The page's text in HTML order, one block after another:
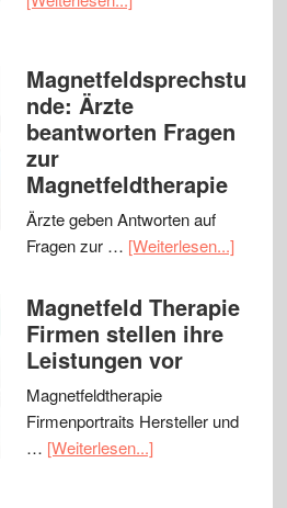
Magnetfeldsprechstu
nde: Ärzte
beantworten Fragen
zur
Magnetfeldtherapie
Ärzte geben Antworten auf
Fragen zur … [Weiterlesen...]
Magnetfeld Therapie
Firmen stellen ihre
Leistungen vor
Magnetfeldtherapie
Firmenportraits Hersteller und
… [Weiterlesen...]